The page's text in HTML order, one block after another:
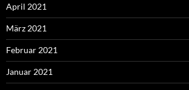
April 2021
März 2021
Februar 2021
Januar 2021